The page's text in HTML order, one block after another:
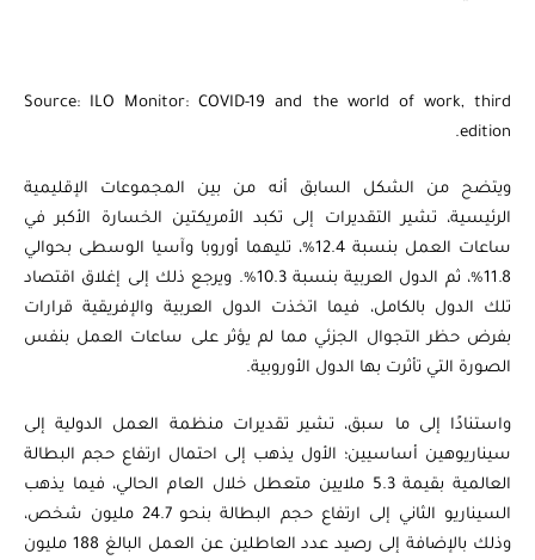
Source: ILO Monitor: COVID-19 and the world of work, third
edition.
ويتضح من الشكل السابق أنه من بين المجموعات الإقليمية
الرئيسية، تشير التقديرات إلى تكبد الأمريكتين الخسارة الأكبر في
ساعات العمل بنسبة 12.4%، تليهما أوروبا وآسيا الوسطى بحوالي
11.8%، ثم الدول العربية بنسبة 10.3%. ويرجع ذلك إلى إغلاق اقتصاد
تلك الدول بالكامل، فيما اتخذت الدول العربية والإفريقية قرارات
بفرض حظر التجوال الجزئي مما لم يؤثر على ساعات العمل بنفس
الصورة التي تأثرت بها الدول الأوروبية.
واستنادًا إلى ما سبق، تشير تقديرات منظمة العمل الدولية إلى
سيناريوهين أساسيين؛ الأول يذهب إلى احتمال ارتفاع حجم البطالة
العالمية بقيمة 5.3 ملايين متعطل خلال العام الحالي، فيما يذهب
السيناريو الثاني إلى ارتفاع حجم البطالة بنحو 24.7 مليون شخص،
وذلك بالإضافة إلى رصيد عدد العاطلين عن العمل البالغ 188 مليون